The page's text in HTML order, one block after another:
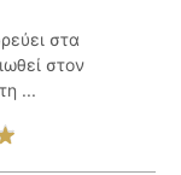
στα
στον
...